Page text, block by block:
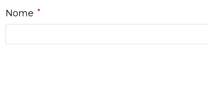
Nome *